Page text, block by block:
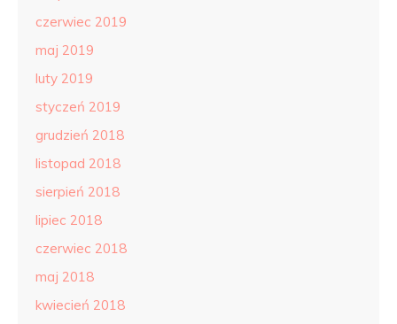
czerwiec 2019
maj 2019
luty 2019
styczeń 2019
grudzień 2018
listopad 2018
sierpień 2018
lipiec 2018
czerwiec 2018
maj 2018
kwiecień 2018